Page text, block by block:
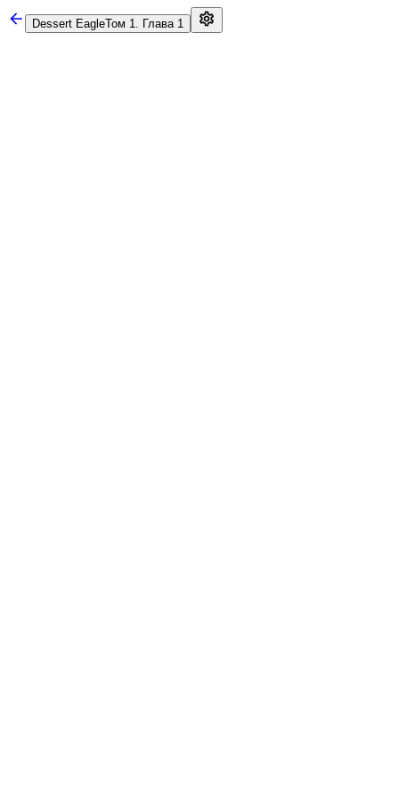
Dessert EagleТом 1. Глава 1